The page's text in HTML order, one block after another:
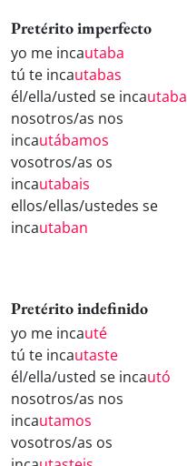
Pretérito imperfecto
yo me incautaba
tú te incautabas
él/ella/usted se incautaba
nosotros/as nos
incautábamos
vosotros/as os
incautabais
ellos/ellas/ustedes se
incautaban
Pretérito indefinido
yo me incauté
tú te incautaste
él/ella/usted se incautó
nosotros/as nos
incautamos
vosotros/as os